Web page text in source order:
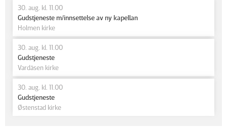
30. aug. kl. 11.00
Gudstjeneste m/innsettelse av ny kapellan
Holmen kirke
30. aug. kl. 11.00
Gudstjeneste
Vardåsen kirke
30. aug. kl. 11.00
Gudstjeneste
Østenstad kirke